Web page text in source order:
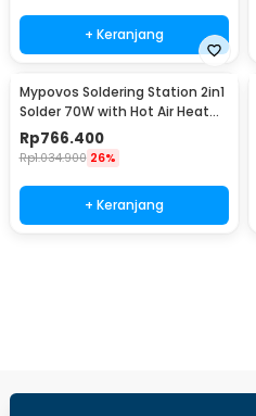
+ Keranjang
Mypovos Soldering Station 2in1
Solder 70W with Hot Air Heat
Gun 750W - 8582D
Rp766.400
Rp1.034.900 26%
+ Keranjang